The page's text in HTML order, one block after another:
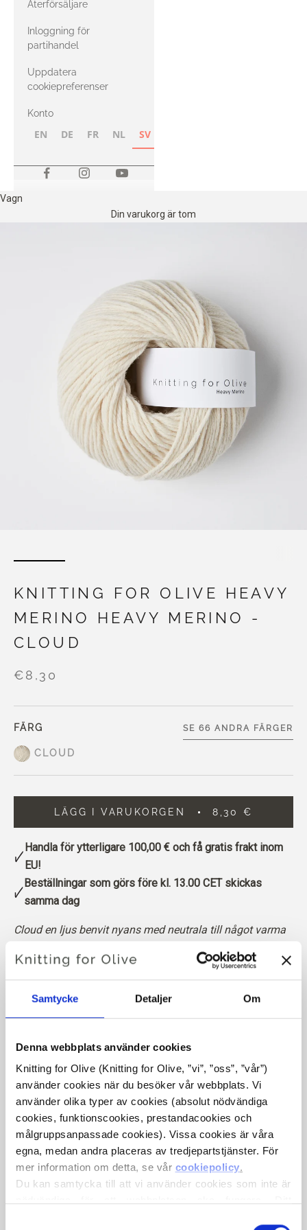
Samtycke Detaljer Om
Denna webbplats använder cookies
Knitting for Olive (Knitting for Olive, ”vi”, ”oss”, ”vår”)
använder cookies när du besöker vår webbplats. Vi
använder olika typer av cookies (absolut nödvändiga
cookies, funktionscookies, prestandacookies och
målgruppsanpassade cookies). Vissa cookies är våra
egna, medan andra placeras av tredjepartstjänster. För
mer information om detta, se vår cookiepolicy.
Du kan samtycka till att vi använder cookies som inte är
med Heavy
Merino
Återförsäljare
Inloggning för
partihandel
Uppdatera
cookiepreferenser
Konto
EN DE FR NL SV
Vagn
Din varukorg är tom
KNITTING FOR OLIVE HEAVY
MERINO HEAVY MERINO -
CLOUD
€8,30
FÄRG
CLOUD
SE 66 ANDRA FÄRGER
LÄGG I VARUKORGEN 8,30 €
Handla för ytterligare 100,00 €och få gratis frakt inom
EU!
Beställningar som görs före kl. 13.00 CET skickas
samma dag
Cloud en ljus benvit nyans med neutrala till något varma
Den har en mjuk, balanserad ton som varken lutar starkt
åt det kalla eller varma hållet.
Nyans: Neutral
Passar även bra för: Ljus vår
Knitting for Olive Heavy Merino består av 100% merinoull.
Garnet har en vacker och naturlig struktur. Det är ett mjukt
och läckert garn, något mindre fint än vår tunna Merino.
Vår merinoull kommer från får som fötts upp i Nya
Zeeland, där mulesing inte förekommer. Ullen kan spåras